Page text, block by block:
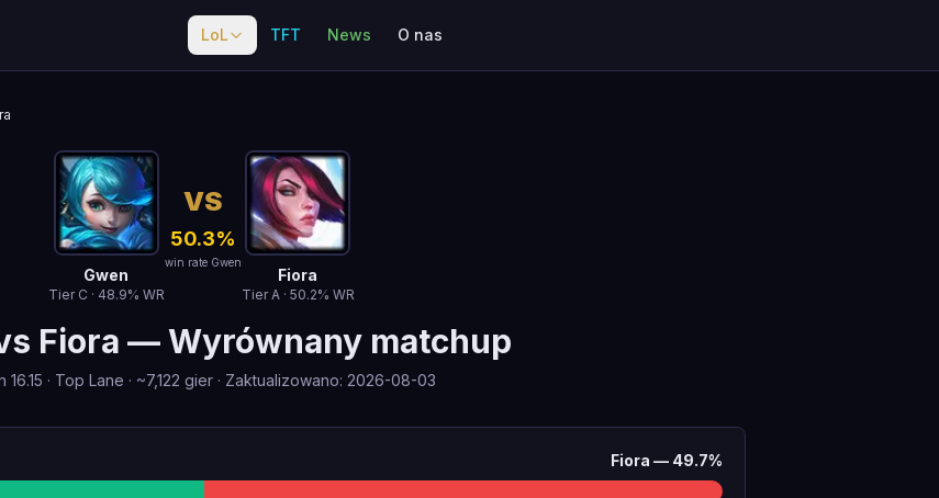
LoL TFT News O nas
Gwen
Tier C · 48.9% WR
VS
50.3%
win rate Gwen
Fiora
TierA· 50.2% WR
Fiora —Wyrównany matchup
16.15 · Top Lane · ~7,122 gier · Zaktualizowano: 2026-08-03
Fiora — 49.7%